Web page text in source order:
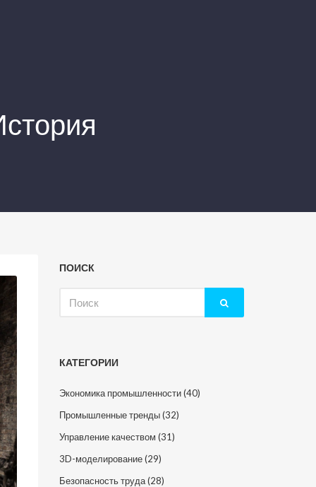
ПОИСК
КАТЕГОРИИ
Экономика промышленности(40)
Промышленные тренды(32)
Управление качеством (31)
3D-моделирование(29)
Безопасность труда(28)